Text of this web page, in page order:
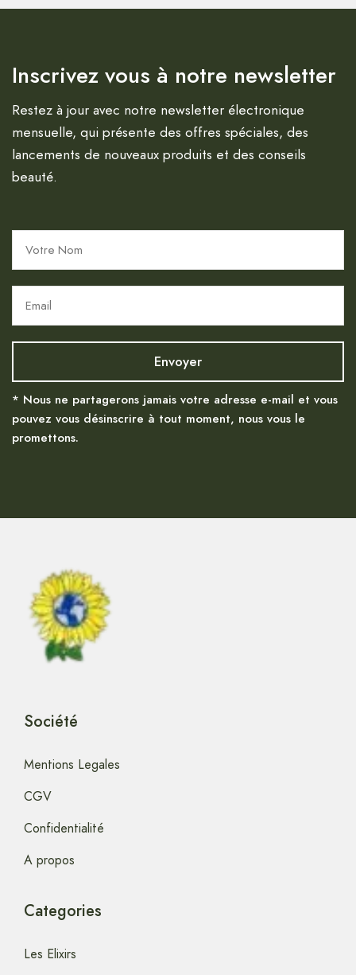
Inscrivez vous à notre newsletter
Restez à jour avec notre newsletter électronique
mensuelle, qui présente des offres spéciales, des
lancements de nouveaux produits et des conseils
beauté.
* Nous ne partagerons jamais votre adresse e-mail et vous
pouvez vous désinscrire à tout moment, nous vous le
promettons.
Société
Mentions Legales
CGV
Confidentialité
A propos
Categories
Les Elixirs